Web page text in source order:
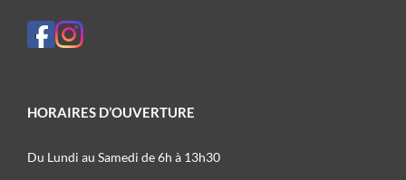
HORAIRES D’OUVERTURE
Du Lundi au Samedi de 6h à 13h30